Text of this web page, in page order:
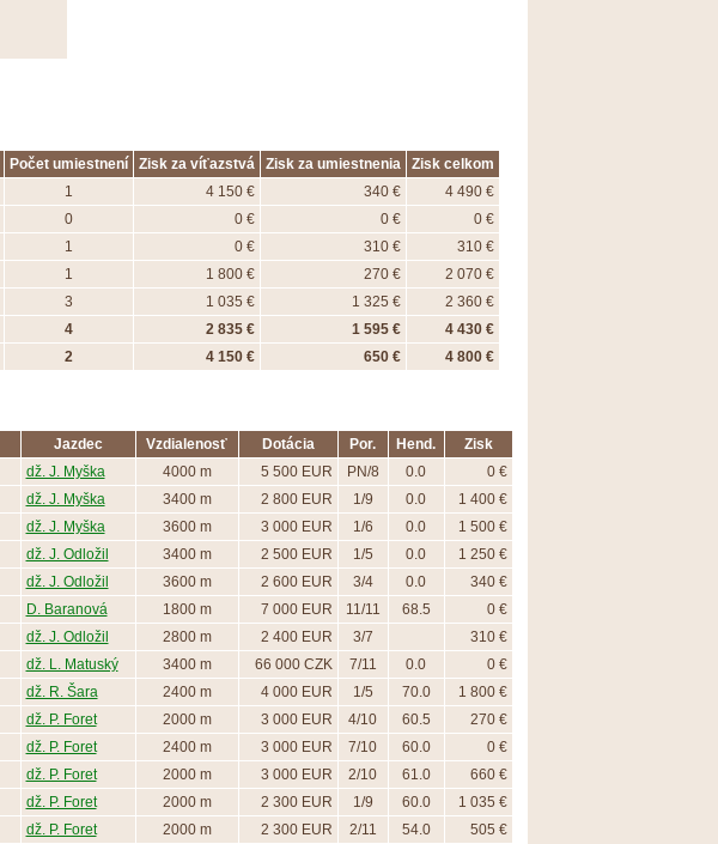
Počet umiestnení Zisk za víťazstvá Zisk za umiestnenia
Zisk celkom
1 4 150 € 340 €
4 490 €
0 0 € 0 €
0 €
1 0 € 310 €
310 €
1 1 800 € 270 €
2 070 €
3 1 035 € 1 325 € 2 360 €
4 2 835 € 1 595 €
4 430 €
2 4 150 € 650 € 4 800 €
Jazdec Vzdialenosť Dotácia Por. Hend.
Zisk
dž. J. Myška 4000 m 5 500 EUR PN/8 0.0
0 €
dž. J. Myška 3400 m 2 800 EUR 1/9 0.0
1 400 €
dž. J. Myška 3600 m 3 000 EUR 1/6 0.0
1 500 €
dž. J. Odložil 3400 m 2 500 EUR 1/5 0.0
1 250 €
dž. J. Odložil 3600 m 2 600 EUR 3/4 0.0
340 €
D. Baranová 1800 m 7 000 EUR 11/11 68.5
0 €
dž. J. Odložil 2800 m 2 400 EUR 3/7
310 €
dž. L. Matuský 3400 m 66 000 CZK 7/11 0.0
0 €
dž. R. Šara 2400 m 4 000 EUR 1/5 70.0
1 800 €
dž. P. Foret 2000 m 3 000 EUR 4/10 60.5
270 €
dž. P. Foret 2400 m 3 000 EUR 7/10 60.0
0 €
dž. P. Foret 2000 m 3 000 EUR 2/10 61.0
660 €
dž. P. Foret 2000 m 2 300 EUR 1/9 60.0
1 035 €
dž. P. Foret 2000 m 2 300 EUR 2/11 54.0 505 €